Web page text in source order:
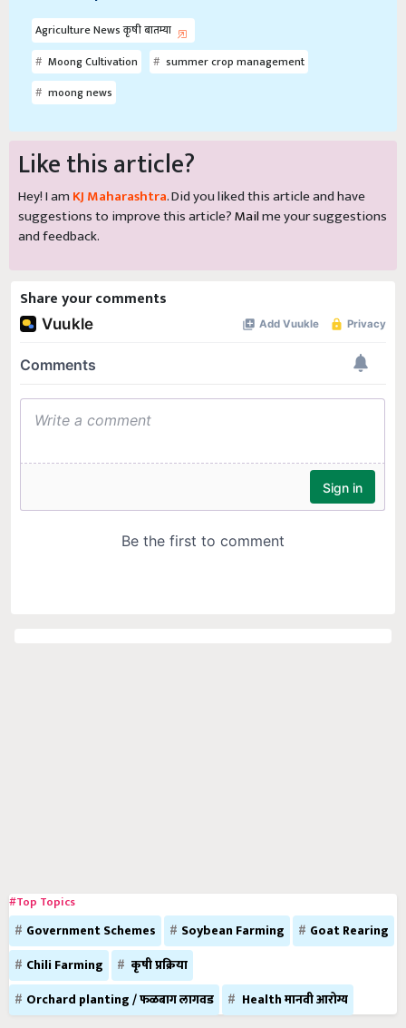
Agriculture News कृषी बातम्या
Moong Cultivation
summer crop management
moong news
Like this article?
Hey! I am KJ Maharashtra. Did you liked this article and have
suggestions to improve this article?Mailme your suggestions
and feedback.
Share your comments
#Top Topics
Government Schemes Soybean Farming
Goat Rearing
Chili Farming
कृषी प्रक्रिया
Orchard planting / फळबाग लागवड
Health मानवी आरोग्य